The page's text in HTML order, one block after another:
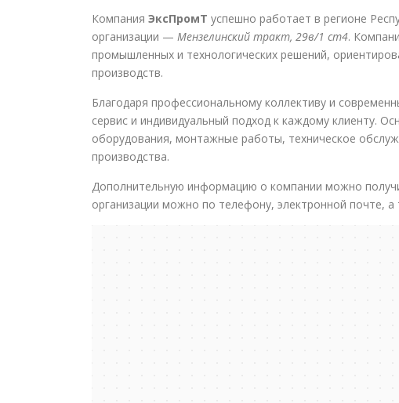
Компания ЭксПромТ успешно работает в регионе
организации — Мензелинский тракт, 29в/1 ст4.
промышленных и технологических решений,
производств.
Благодаря профессиональному коллективу и
сервис и индивидуальный подход к каждому клиенту.
оборудования, монтажные работы, техническое
производства.
Дополнительную информацию о компании можно
организации можно по телефону, электронной почте,